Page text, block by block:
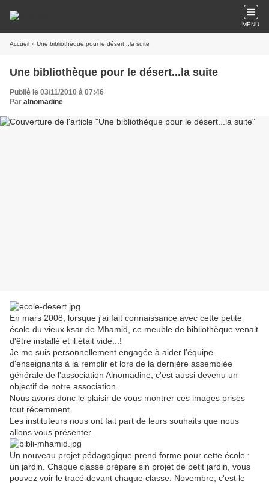
MENU
Accueil » Une bibliothèque pour le désert...la suite
Une bibliothèque pour le désert...la suite
Publié le 03/11/2010 à 07:46
Par alnomadine
En mars 2008, lorsque j'ai fait connaissance avec cette petite
école du vieux ksar de Mhamid, ce meuble de bibliothèque venait
d'être installé et il était vide...!
Je me suis personnellement engagée à aider l'équipe
d'enseignants à la remplir et lors de la dernière assemblée
générale de l'association Alnomadine, c'est aussi devenu un
objectif de notre association.
Nous avons donc le plaisir de vous montrer ces images prises
tout récemment.
Les instituteurs nous ont fait part de leurs souhaits que nous
allons vous présenter.
Un nouveau projet pédagogique prend forme pour cette école :
un jardin. Chaque classe prépare sin projet de petit jardin, vous
pouvez voir le tracé devant chaque classe. Novembre, c'est le